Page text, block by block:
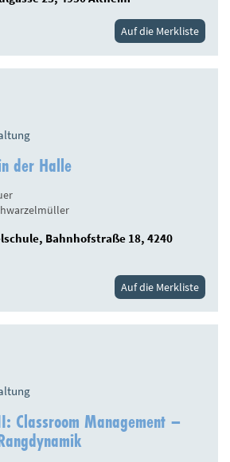
Auf die Merkliste
der Halle
Bahnhofstraße 18, 4240
Auf die Merkliste
Classroom Management –